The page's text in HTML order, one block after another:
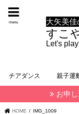
大矢美佳
すこ
Let's
menu
チアダンス 親子運
お申
HOME IMG_1009